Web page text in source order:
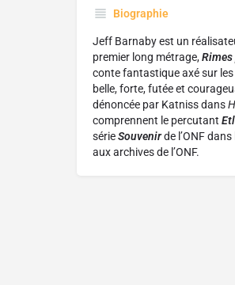
Biographie
Jeff Barnaby est un
premier long métrage,
conte fantastique axé sur
belle, forte, futée et
dénoncée par Katniss dans
comprennent le percutant
sérieSouvenirde l’ONF
aux archives de l’ONF.